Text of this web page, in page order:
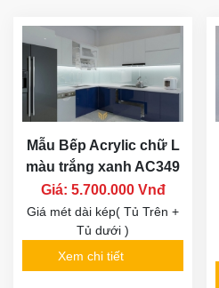
Mẫu Bếp Acrylic chữ L
màu trắng xanh AC349
Giá: 5.700.000 Vnđ
Giá mét dài kép( Tủ Trên +
Tủ dưới )
Xem chi tiết